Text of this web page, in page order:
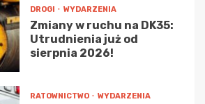
DROGI WYDARZENIA
Zmiany w ruchu na DK35:
Utrudnienia już od
sierpnia 2026!
RATOWNICTWO WYDARZENIA